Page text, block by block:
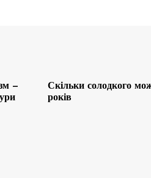
–
Скільки солодкого
років